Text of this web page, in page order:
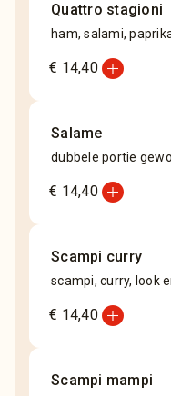
Quattro stagioni
ham, salami,
€ 14,40add_circle
Salame
dubbele portie
€ 14,40add_circle
Scampi curry
scampi, curry, look
€ 14,40add_circle
Scampi mampi